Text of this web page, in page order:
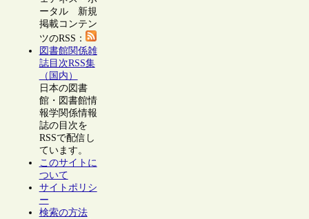
ータル 新規
掲載コンテン
ツのRSS：
図書館関係雑
誌目次RSS集
（国内）
日本の図書
館・図書館情
報学関係情報
誌の目次を
RSSで配信し
ています。
このサイトに
ついて
サイトポリシ
ー
検索の方法